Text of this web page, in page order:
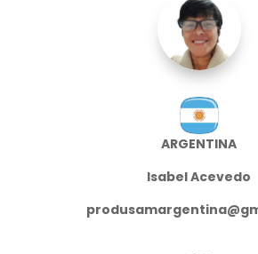
ARGENTINA
Isabel Acevedo